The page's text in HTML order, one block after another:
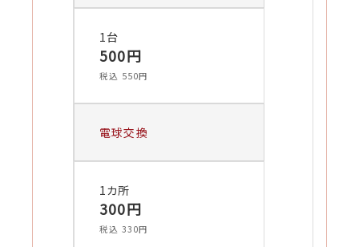
1台
500円
税込 550円
電球交換
1カ所
300円
税込 330円